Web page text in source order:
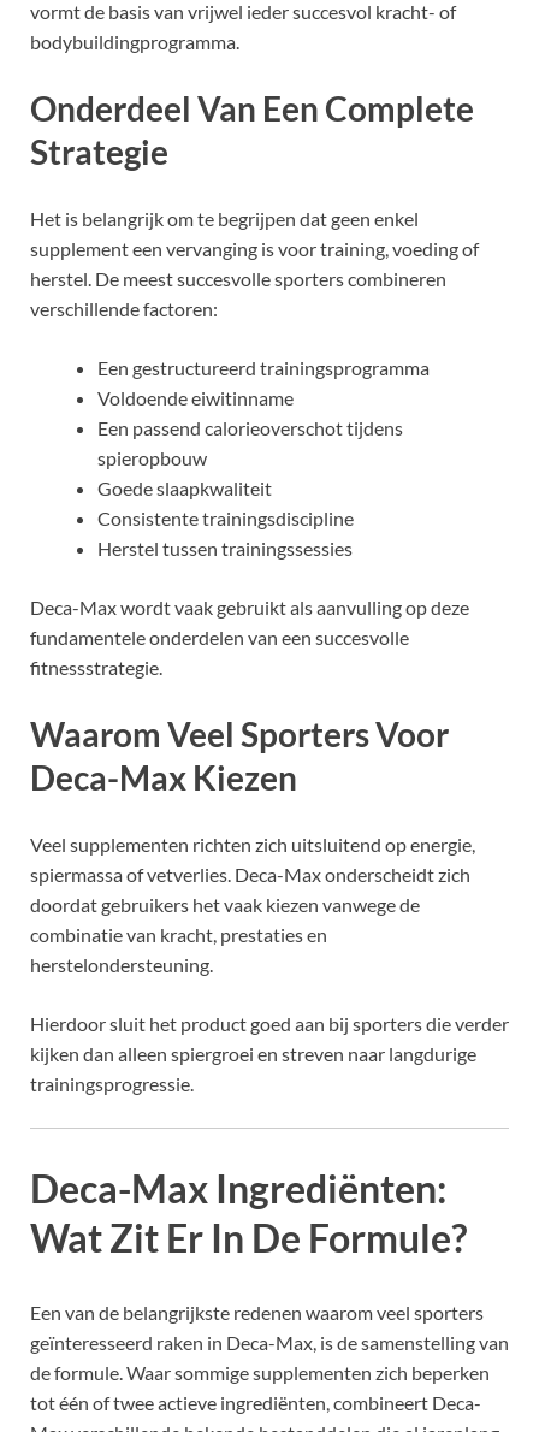
vormt de basis van vrijwel ieder succesvol kracht- of
bodybuildingprogramma.
Onderdeel Van Een Complete
Strategie
Het is belangrijk om te begrijpen dat geen enkel
supplement een vervanging is voor training, voeding of
herstel. De meest succesvolle sporters combineren
verschillende factoren:
Een gestructureerd trainingsprogramma
Voldoende eiwitinname
Een passend calorieoverschot tijdens
spieropbouw
Goede slaapkwaliteit
Consistente trainingsdiscipline
Herstel tussen trainingssessies
Deca-Max wordt vaak gebruikt als aanvulling op deze
fundamentele onderdelen van een succesvolle
fitnessstrategie.
Waarom Veel Sporters Voor
Deca-Max Kiezen
Veel supplementen richten zich uitsluitend op energie,
spiermassa of vetverlies. Deca-Max onderscheidt zich
doordat gebruikers het vaak kiezen vanwege de
combinatie van kracht, prestaties en
herstelondersteuning.
Hierdoor sluit het product goed aan bij sporters die verder
kijken dan alleen spiergroei en streven naar langdurige
trainingsprogressie.
Deca-Max Ingrediënten:
Wat Zit Er In De Formule?
Een van de belangrijkste redenen waarom veel sporters
geïnteresseerd raken in Deca-Max, is de samenstelling van
de formule. Waar sommige supplementen zich beperken
tot één of twee actieve ingrediënten, combineert Deca-